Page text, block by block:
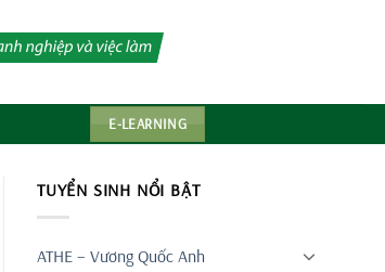
E-LEARNING
TUYỂN SINH NỔI BẬT
ATHE – Vương Quốc Anh